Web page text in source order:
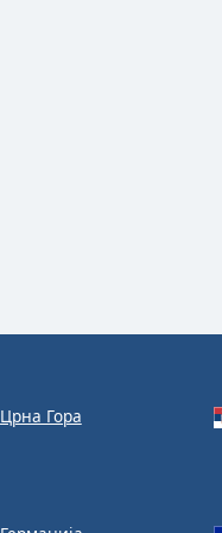
Црна Гора